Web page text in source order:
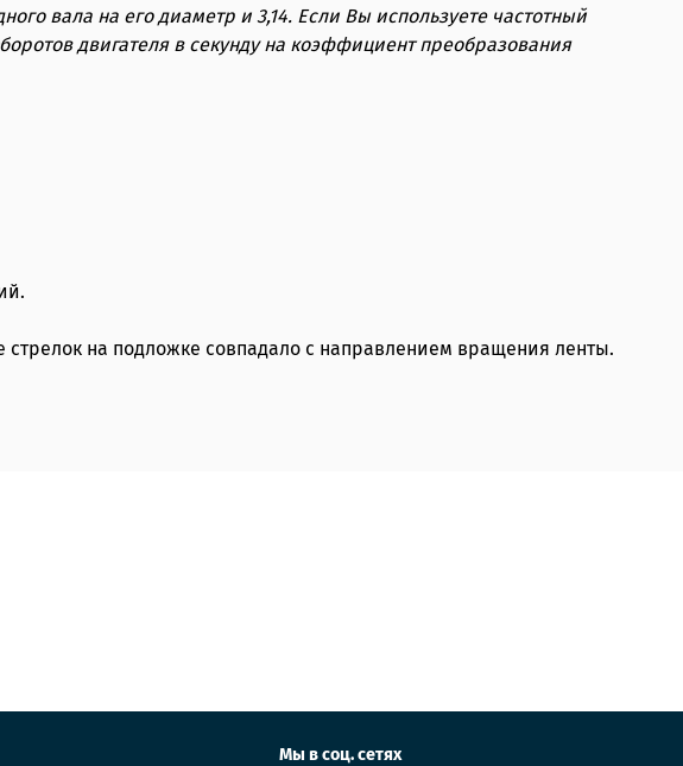
вала на его диаметр и 3,14. Если Вы используете частотный
двигателя в секунду на коэффициент преобразования
стрелок на подложке совпадало с направлением вращения ленты.
Мы в соц. сетях